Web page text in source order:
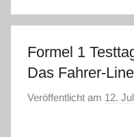
Formel 1
Das Fahrer-
Veröffentlicht am 12.